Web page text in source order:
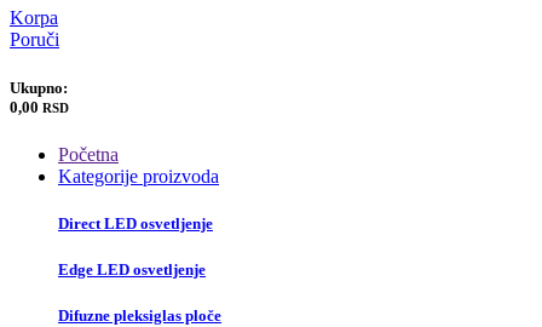
Korpa
Poruči
Ukupno:
0,00 RSD
Početna
Kategorije proizvoda
Direct LED osvetljenje
Edge LED osvetljenje
Difuzne pleksiglas ploče